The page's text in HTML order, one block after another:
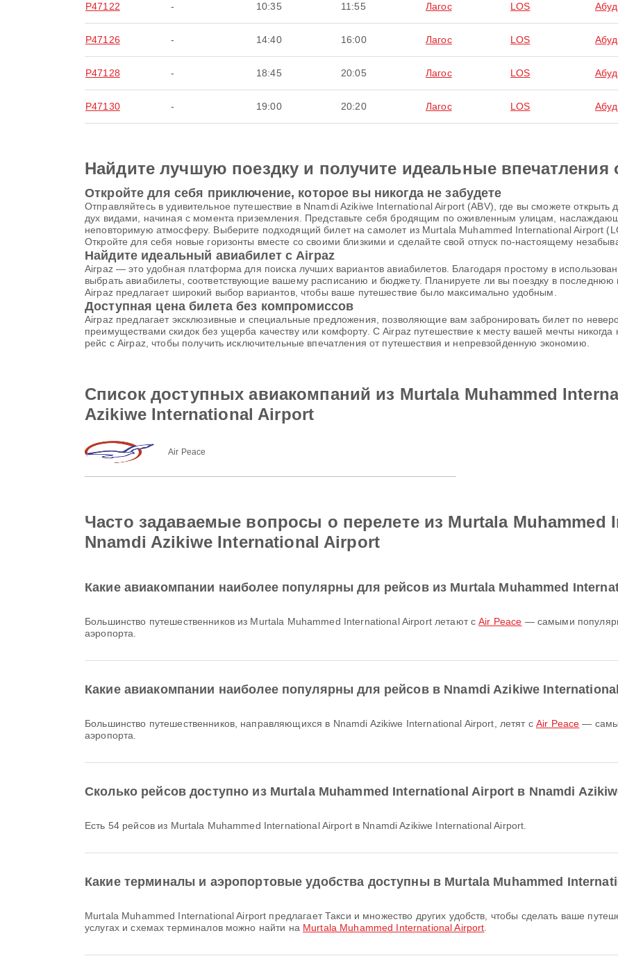
P47122 - 10:35 11:55 Лагос LOS
P47126 - 14:40 16:00 Лагос LOS
P47128 - 18:45 20:05 Лагос LOS
P47130 - 19:00 20:20 Лагос LOS
Найдите лучшую поездку и получите идеальные впечатления
Откройте для себя приключение, которое вы никогда не забудете
Отправляйтесь в удивительное путешествие в Nnamdi Azikiwe International Airport (ABV), где вы сможете
дух видами, начиная с момента приземления. Представьте себя бродящим по оживленным улицам,
неповторимую атмосферу. Выберите подходящий билет на самолет из Murtala Muhammed International Airport
Откройте для себя новые горизонты вместе со своими близкими и сделайте свой отпуск по-настоящему
Найдите идеальный авиабилет с Airpaz
Airpaz — это удобная платформа для поиска лучших вариантов авиабилетов. Благодаря простому в
выбрать авиабилеты, соответствующие вашему расписанию и бюджету. Планируете ли вы поездку в последнюю
Airpaz предлагает широкий выбор вариантов, чтобы ваше путешествие было максимально удобным.
Доступная цена билета без компромиссов
Airpaz предлагает эксклюзивные и специальные предложения, позволяющие вам забронировать билет по
преимуществами скидок без ущерба качеству или комфорту. С Airpaz путешествие к месту вашей мечты
рейс с Airpaz, чтобы получить исключительные впечатления от путешествия и непревзойденную экономию.
Список доступных авиакомпаний из Murtala Muhammed
Azikiwe International Airport
Air Peace
Часто задаваемые вопросы о перелете из Murtala Muhammed
Nnamdi Azikiwe International Airport
Какие авиакомпании наиболее популярны для рейсов из Murtala Muhammed
Большинство путешественников из Murtala Muhammed International Airport летают сAir Peace — самыми
аэропорта.
Какие авиакомпании наиболее популярны для рейсов в Nnamdi Azikiwe
Большинство путешественников, направляющихся в Nnamdi Azikiwe International Airport, летят сAir Peace —
аэропорта.
Сколько рейсов доступно из Murtala Muhammed International Airport в Nnamdi
Есть 54 рейсов из Murtala Muhammed International Airport в Nnamdi Azikiwe International Airport.
Какие терминалы и аэропортовые удобства доступны в Murtala Muhammed
Murtala Muhammed International Airport предлагает Такси и множество других удобств, чтобы сделать ваше путешествие комфортнее. Подробную информацию об
услугах и схемах терминалов можно найти на Murtala Muhammed International Airport